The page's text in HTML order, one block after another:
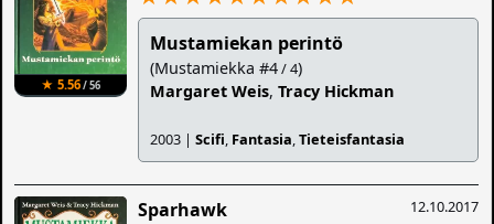
★ 5.56/ 56
Mustamiekan perintö
(Mustamiekka #4/ 4)
Margaret Weis,Tracy Hickman
2003 |Scifi, Fantasia,Tieteisfantasia
12.10.2017
Sparhawk